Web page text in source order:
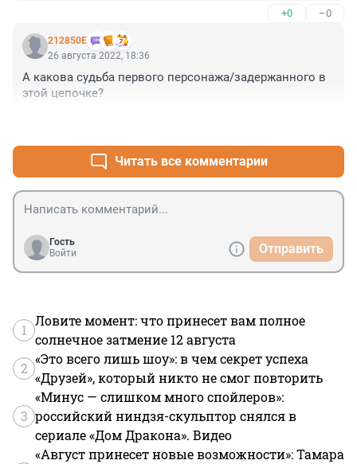
выдвигаемых сотрудников? Ответьте, генерал
Владимиров)))...
+0 –0
212850Е
26 августа 2022, 18:36
А какова судьба первого персонажа/задержанного в
этой цепочке?
Читать все комментарии
Гость
Войти
Отправить
1
Ловите момент: что принесет вам полное
солнечное затмение 12 августа
2
«Это всего лишь шоу»: в чем секрет успеха
«Друзей», который никто не смог повторить
3
«Минус — слишком много спойлеров»:
российский ниндзя-скульптор снялся в
сериале «Дом Дракона». Видео
«Август принесет новые возможности»: Тамара